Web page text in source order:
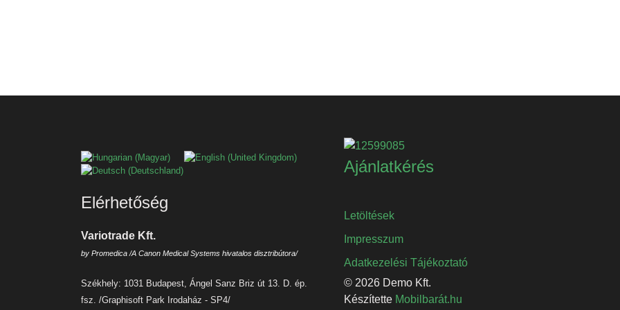
Válasszon nyelvet
Elérhetőség
Variotrade Kft.
by Promedica /A Canon Medical Systems hivatalos disztribútora/
Székhely: 1031 Budapest, Ángel Sanz Briz út 13. D. ép.
fsz. /Graphisoft Park Irodaház - SP4/
Ajánlatkérés
Letöltések
Impresszum
Adatkezelési Tájékoztató
© 2026 Demo Kft.
Készítette Mobilbarát.hu